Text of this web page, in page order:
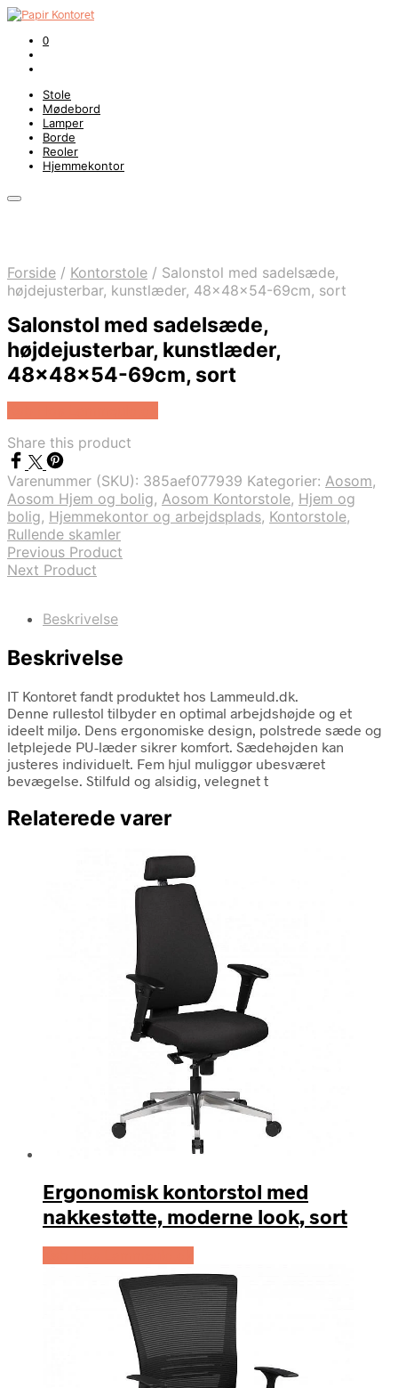
0
Stole
Mødebord
Lamper
Borde
Reoler
Hjemmekontor
Forside / Kontorstole / Salonstol med sadelsæde,
højdejusterbar, kunstlæder, 48x48x54-69cm, sort
Salonstol med sadelsæde,
højdejusterbar, kunstlæder,
48x48x54-69cm, sort
Share this product
Varenummer (SKU): 385aef077939 Kategorier: Aosom,
Aosom Hjem og bolig, Aosom Kontorstole, Hjem og
bolig, Hjemmekontor og arbejdsplads, Kontorstole,
Rullende skamler
Previous Product
Next Product
Beskrivelse
Beskrivelse
IT Kontoret fandt produktet hos Lammeuld.dk.
Denne rullestol tilbyder en optimal arbejdshøjde og et
ideelt miljø. Dens ergonomiske design, polstrede sæde og
letplejede PU-læder sikrer komfort. Sædehøjden kan
justeres individuelt. Fem hjul muliggør ubesværet
bevægelse. Stilfuld og alsidig, velegnet t
Relaterede varer
Ergonomisk kontorstol med
nakkestøtte, moderne look, sort